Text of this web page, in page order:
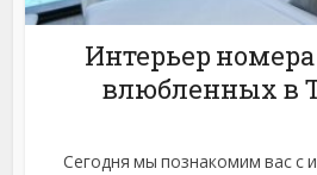
Интерьер
влюбленных в
Сегодня мы познакомим вас с